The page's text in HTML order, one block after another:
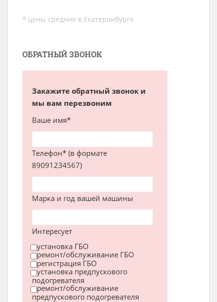
* цены средние в Екатеринбурге
ОБРАТНЫЙ ЗВОНОК
Закажите обратный звонок и
мы вам перезвоним
Ваше имя*
Телефон* (в формате
89091234567)
Марка и год вашей машины
Интересует
установка ГБО
ремонт/обслуживание ГБО
регистрация ГБО
установка предпускового
подогревателя
ремонт/обслуживание
предпускового подогревателя